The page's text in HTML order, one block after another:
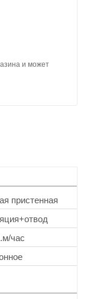
и может
пристенная
час